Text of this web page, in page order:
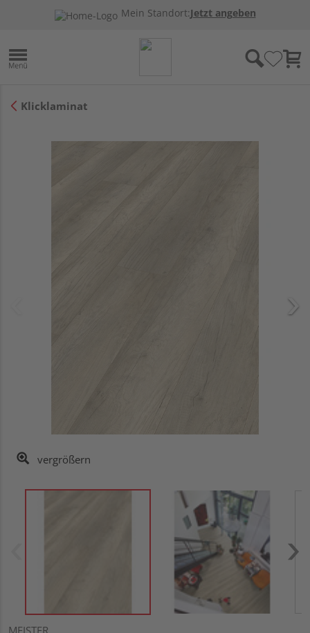
Mein Standort:Jetzt angeben
Klicklaminat
vergrößern
MEISTER